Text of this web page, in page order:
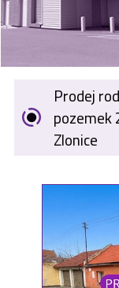
NÁŠ ČASOPIS
KARIÉRA
KONTAKT
O NÁS
Prodej
pozemek
Zlonice